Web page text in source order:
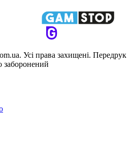
Усi права захищенi. Передрук
заборонений